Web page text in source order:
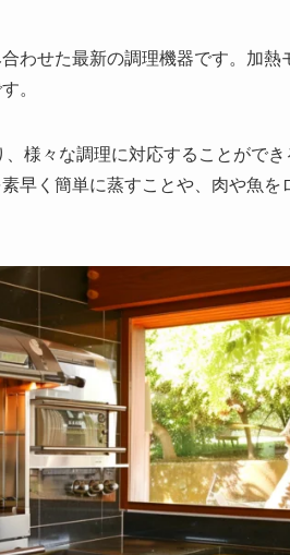
わせた最新の調理機器です。加熱
。
様々な調理に対応することがで
早く簡単に蒸すことや、肉や魚を